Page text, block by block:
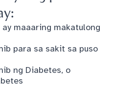
maaaring makatulong
para sa sakit sa puso
ng Diabetes, o